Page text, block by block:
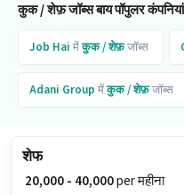
कुक / शेफ़ जॉब्स बाय पॉपुलर कंपनियां
Job Hai मेंकुक / शेफ़जॉब्स
Adani Group मेंकुक / शेफ़जॉब्स
शेफ
₹ 20,000 - 40,000per महीना